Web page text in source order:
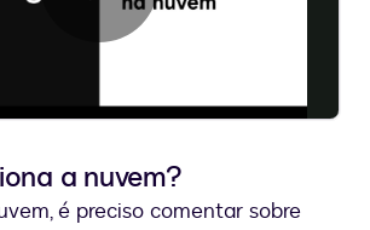
Tocar
Vídeo
a nuvem?
é preciso comentar sobre